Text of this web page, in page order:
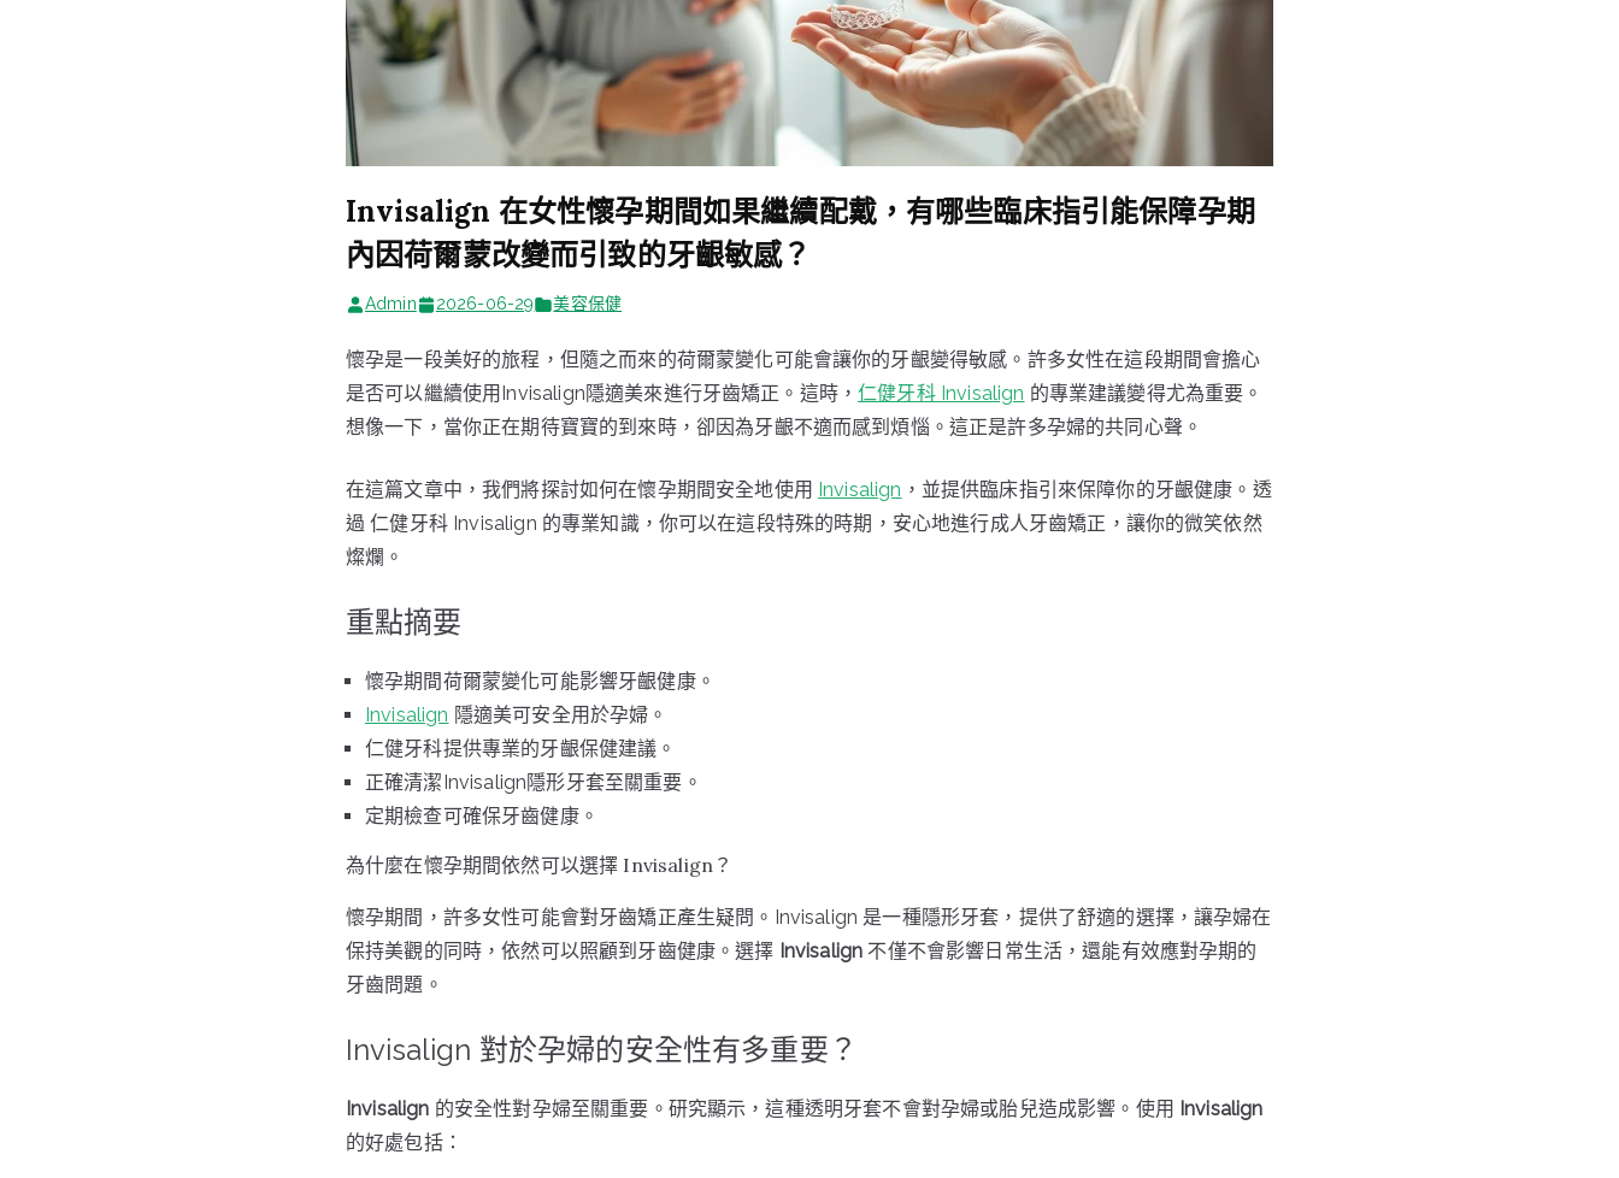
Invisalign 在女性懷孕期間如果繼續配戴，有哪些臨床指引能保障孕期
內因荷爾蒙改變而引致的牙齦敏感？
Admin 2026-06-29 美容保健
懷孕是一段美好的旅程，但隨之而來的荷爾蒙變化可能會讓你的牙齦變得敏感。許多女性在這段期間會擔心
是否可以繼續使用Invisalign隱適美來進行牙齒矯正。這時，仁健牙科 Invisalign 的專業建議變得尤為重要。
想像一下，當你正在期待寶寶的到來時，卻因為牙齦不適而感到煩惱。這正是許多孕婦的共同心聲。
在這篇文章中，我們將探討如何在懷孕期間安全地使用 Invisalign ，並提供臨床指引來保障你的牙齦健康。透
過 仁健牙科 Invisalign 的專業知識，你可以在這段特殊的時期，安心地進行成人牙齒矯正，讓你的微笑依然
燦爛。
重點摘要
懷孕期間荷爾蒙變化可能影響牙齦健康。
Invisalign 隱適美可安全用於孕婦。
仁健牙科提供專業的牙齦保健建議。
正確清潔Invisalign隱形牙套至關重要。
定期檢查可確保牙齒健康。
為什麼在懷孕期間依然可以選擇 Invisalign？
懷孕期間，許多女性可能會對牙齒矯正產生疑問。Invisalign 是一種隱形牙套，提供了舒適的選擇，讓孕婦在
保持美觀的同時，依然可以照顧到牙齒健康。選擇 Invisalign 不僅不會影響日常生活，還能有效應對孕期的
牙齒問題。
Invisalign 對於孕婦的安全性有多重要？
Invisalign 的安全性對孕婦至關重要。研究顯示，這種透明牙套不會對孕婦或胎兒造成影響。使用 Invisalign
的好處包括：